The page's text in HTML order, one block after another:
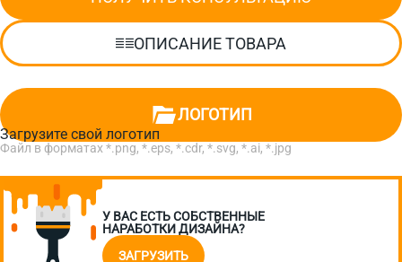
ОПИСАНИЕ ТОВАРА
ЛОГОТИП
Загрузите свой логотип
Файл в форматах *.png, *.eps, *.cdr, *.svg, *.ai, *.jpg
У ВАС ЕСТЬ СОБСТВЕННЫЕ
НАРАБОТКИ ДИЗАЙНА?
ЗАГРУЗИТЬ